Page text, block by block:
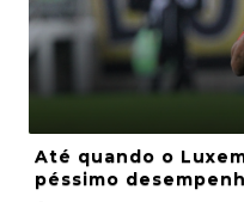
Até quando o
péssimo